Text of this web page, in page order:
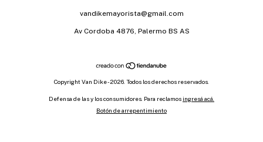
vandikemayorista@gmail.com
Av Cordoba 4876, Palermo BS AS
Copyright Van Dike - 2026. Todos los derechos reservados.
Defensa de las y los consumidores. Para reclamos ingresá acá.
Botón de arrepentimiento